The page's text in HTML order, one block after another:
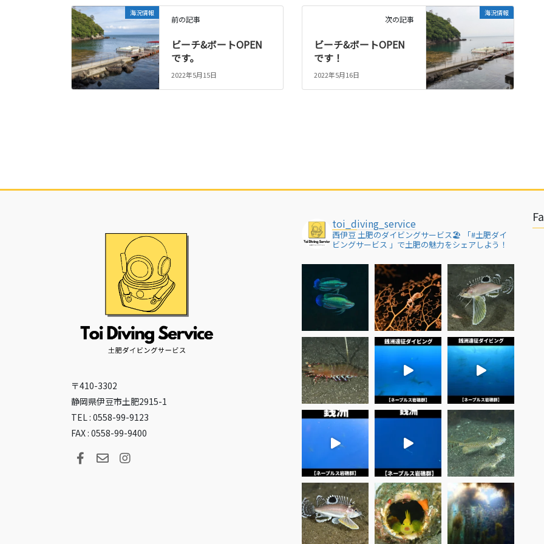
海況情報
前の記事
ビーチ&ボートOPEN
です。
2022年5月15日
海況情報
次の記事
ビーチ&ボートOPEN
です！
2022年5月16日
〒410-3302
静岡県伊豆市土肥2915-1
TEL : 0558-99-9123
FAX : 0558-99-9400
toi_diving_service
西伊豆 土肥のダイビングサービス🏖
「#土肥ダイ
ビングサービス 」で土肥の魅力をシェアしよう！